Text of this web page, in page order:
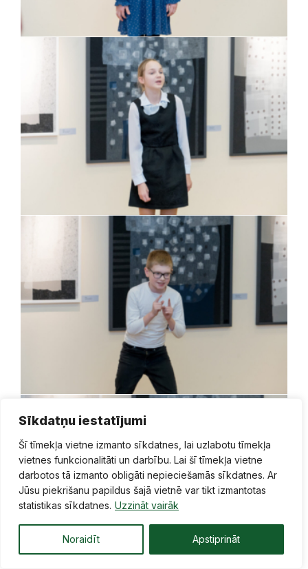
Sīkdatņu iestatījumi
Šī tīmekļa vietne izmanto sīkdatnes, lai uzlabotu tīmekļa
vietnes funkcionalitāti un darbību. Lai šī tīmekļa vietne
darbotos tā izmanto obligāti nepieciešamās sīkdatnes. Ar
Jūsu piekrišanu papildus šajā vietnē var tikt izmantotas
statistikas sīkdatnes. Uzzināt vairāk
Noraidīt Apstiprināt